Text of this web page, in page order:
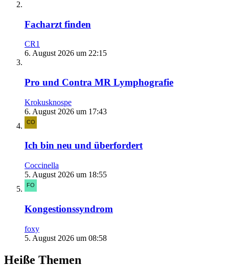
Facharzt finden
CR1
6. August 2026 um 22:15
Pro und Contra MR Lymphografie
Krokusknospe
6. August 2026 um 17:43
Ich bin neu und überfordert
Coccinella
5. August 2026 um 18:55
Kongestionssyndrom
foxy
5. August 2026 um 08:58
Heiße Themen